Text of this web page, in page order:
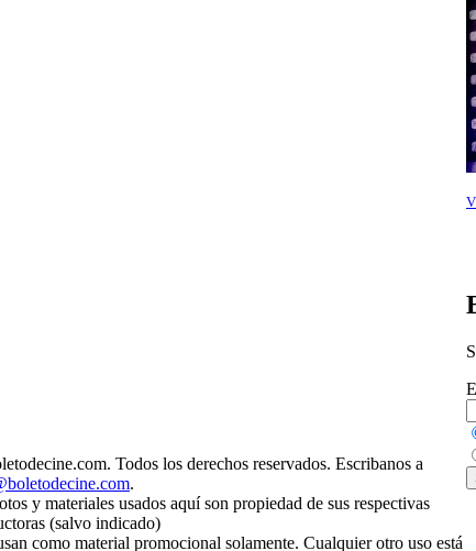
Todos los derechos reservados. Escribanos a
.
y materiales usados aquí son propiedad de sus respectivas
(salvo indicado)
como material promocional solamente. Cualquier otro uso está